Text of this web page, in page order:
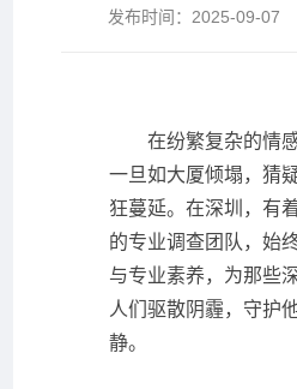
发布时间： 2025-09-07
在纷繁复杂的情感
一旦如大厦倾塌，猜
狂蔓延。在深圳，有
的专业调查团队，始
与专业素养，为那些
人们驱散阴霾，守护
静。